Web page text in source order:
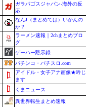
ガラパゴスジャパン-海外の反
応
なんJ（まとめては）いかんの
か？
ラーメン速報｜2chまとめブロ
グ
ゲーハー黙示録
パチンコ・パチスロ.com
アイドル・女子アナ画像★吟じ
ます
くまニュース
異世界転生まとめ速報